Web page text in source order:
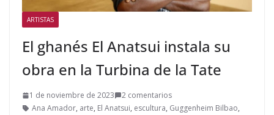
ARTISTAS
El ghanés El Anatsui instala su
obra en la Turbina de la Tate
1 de noviembre de 2023
2 comentarios
Ana Amador, arte, El Anatsui, escultura, Guggenheim Bilbao,